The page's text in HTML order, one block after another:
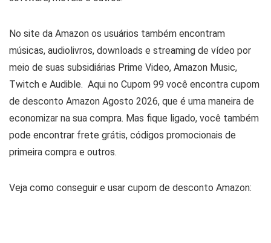
No site da Amazon os usuários também encontram
músicas, audiolivros, downloads e streaming de vídeo por
meio de suas subsidiárias Prime Video, Amazon Music,
Twitch e Audible. Aqui no Cupom 99 você encontra cupom
de desconto Amazon Agosto 2026, que é uma maneira de
economizar na sua compra. Mas fique ligado, você também
pode encontrar frete grátis, códigos promocionais de
primeira compra e outros.
Veja como conseguir e usar cupom de desconto Amazon: